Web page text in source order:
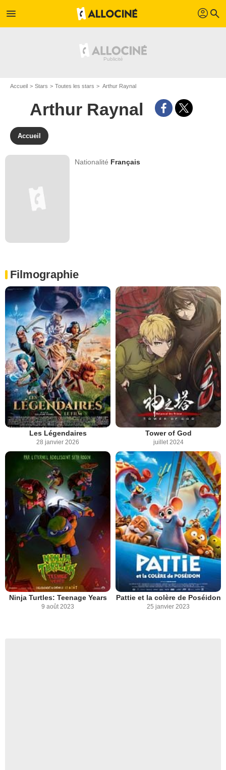
menu profil search
Accueil Stars Toutes les stars Arthur Raynal
Arthur Raynal
Accueil
Nationalité Français
Filmographie
Les Légendaires
28 janvier 2026
Tower of God
juillet 2024
Ninja Turtles: Teenage Years
9 août 2023
Pattie et la colère de Poséidon
25 janvier 2023